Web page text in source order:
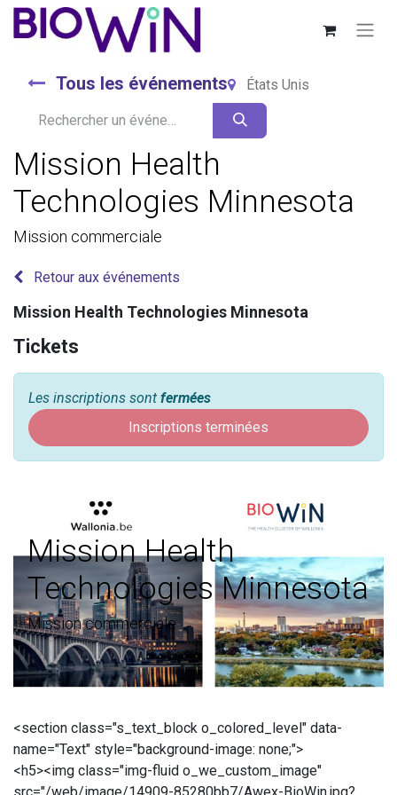
Tous les événements États Unis
Mission Health
Technologies Minnesota
Mission commerciale
Retour aux événements
Mission Health Technologies Minnesota
Tickets
Les inscriptions sont fermées
Inscriptions terminées
Mission Health
Technologies Minnesota
Mission commerciale
<section class="s_text_block o_colored_level" data-
name="Text" style="background-image: none;">
<h5><img class="img-fluid o_we_custom_image"